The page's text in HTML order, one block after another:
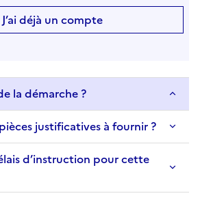
J’ai déjà un compte
la démarche ?
justificatives à fournir ?
d’instruction pour cette